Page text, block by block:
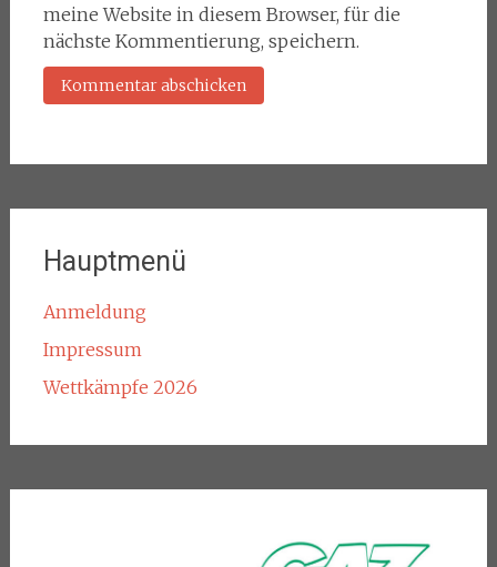
meine Website in diesem Browser, für die
nächste Kommentierung, speichern.
Hauptmenü
Anmeldung
Impressum
Wettkämpfe 2026